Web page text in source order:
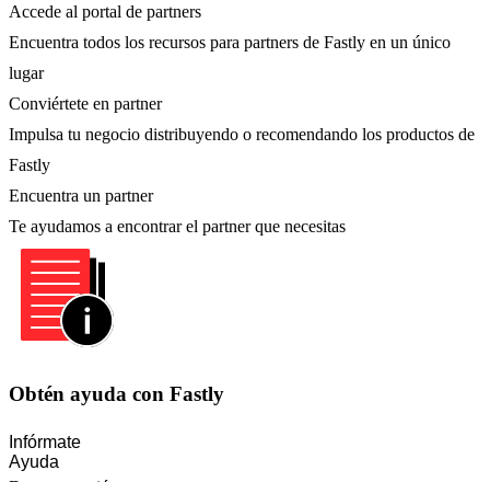
Accede al portal de partners
Encuentra todos los recursos para partners de Fastly en un único
lugar
Conviértete en partner
Impulsa tu negocio distribuyendo o recomendando los productos de
Fastly
Encuentra un partner
Te ayudamos a encontrar el partner que necesitas
Obtén ayuda con Fastly
Infórmate
Ayuda